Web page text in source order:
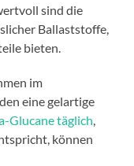
sind die
Ballaststoffe,
bieten.
im
eine gelartige
Glucane täglich,
können